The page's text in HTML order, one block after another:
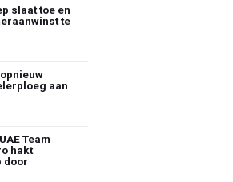
slaat toe en
te
aan
Team
hakt
door